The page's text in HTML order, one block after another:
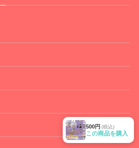
500円 (税込)
この商品を購入